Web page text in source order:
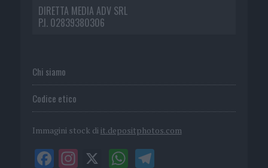
DIRETTA MEDIA ADV SRL
P.I. 02839380306
Chi siamo
Codice etico
Immagini stock di it.depositphotos.com